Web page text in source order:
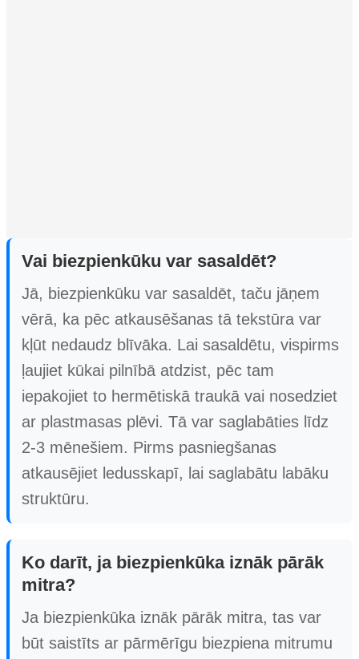
Vai biezpienkūku var sasaldēt?
Jā, biezpienkūku var sasaldēt, taču jāņem
vērā, ka pēc atkausēšanas tā tekstūra var
kļūt nedaudz blīvāka. Lai sasaldētu, vispirms
ļaujiet kūkai pilnībā atdzist, pēc tam
iepakojiet to hermētiskā traukā vai nosedziet
ar plastmasas plēvi. Tā var saglabāties līdz
2-3 mēnešiem. Pirms pasniegšanas
atkausējiet ledusskapī, lai saglabātu labāku
struktūru.
Ko darīt, ja biezpienkūka iznāk pārāk
mitra?
Ja biezpienkūka iznāk pārāk mitra, tas var
būt saistīts ar pārmērīgu biezpiena mitrumu